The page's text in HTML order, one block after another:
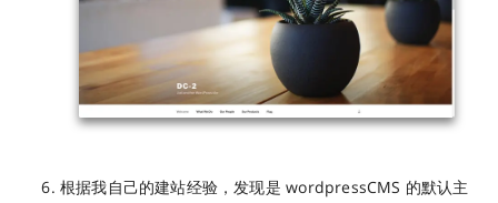
根据我自己的建站经验，发现是 wordpressCMS 的默认主